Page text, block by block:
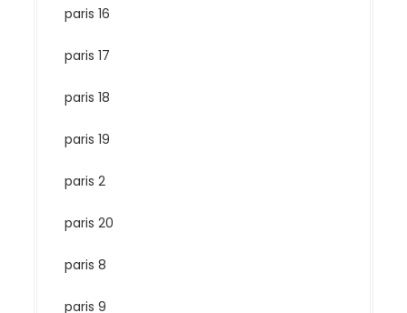
paris 16
paris 17
paris 18
paris 19
paris 2
paris 20
paris 8
paris 9